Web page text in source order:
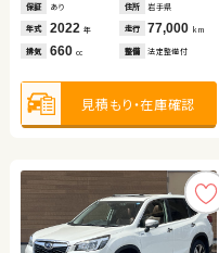
保証 あり 住所 岩手県
年式 2022 年 走行 77,000 km
排気 660 cc 整備 法定整備付
見積もり・在庫確認
保証 なし 住所 東京都
年式 2022 年 走行 23,400 km
排気 1,500 整備 なし
見積もり・在庫確認
保証 なし 住所 岡山県
年式 2019 年 走行 33,800 km
排気 2,500 整備 法定整備付
見積もり・在庫確認